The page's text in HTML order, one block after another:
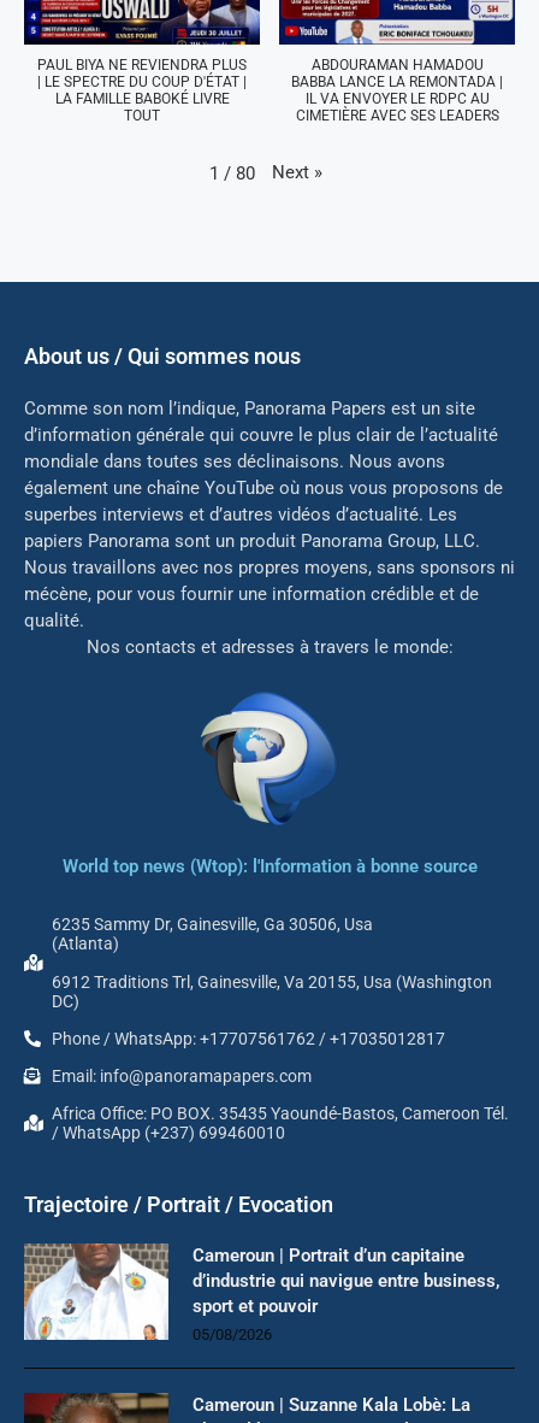
PAUL BIYA NE REVIENDRA PLUS
| LE SPECTRE DU COUP D'ÉTAT |
LA FAMILLE BABOKÉ LIVRE
TOUT
ABDOURAMAN HAMADOU
BABBA LANCE LA REMONTADA |
IL VA ENVOYER LE RDPC AU
CIMETIÈRE AVEC SES LEADERS
1 / 80 Next »
About us / Qui sommes nous
Comme son nom l’indique, Panorama Papers est un site
d’information générale qui couvre le plus clair de l’actualité
mondiale dans toutes ses déclinaisons. Nous avons
également une chaîne YouTube où nous vous proposons de
superbes interviews et d’autres vidéos d’actualité. Les
papiers Panorama sont un produit Panorama Group, LLC.
Nous travaillons avec nos propres moyens, sans sponsors ni
mécène, pour vous fournir une information crédible et de
qualité.
Nos contacts et adresses à travers le monde:
World top news (Wtop): l'Information à bonne source
6235 Sammy Dr, Gainesville, Ga 30506, Usa
(Atlanta)
6912 Traditions Trl, Gainesville, Va 20155, Usa (Washington
DC)
Phone / WhatsApp: +17707561762 / +17035012817
Email: info@panoramapapers.com
Africa Office: PO BOX. 35435 Yaoundé-Bastos, Cameroon Tél.
/ WhatsApp (+237) 699460010
Trajectoire / Portrait / Evocation
Cameroun | Portrait d’un capitaine
d’industrie qui navigue entre business,
sport et pouvoir
05/08/2026
Cameroun | Suzanne Kala Lobè: La